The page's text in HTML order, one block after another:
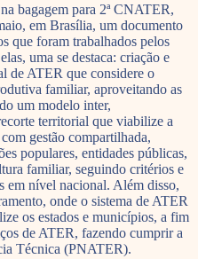
bagagem para 2ª CNATER,
em Brasília, um documento
que foram trabalhados pelos
uma se destaca: criação e
de ATER que considere o
familiar, aproveitando as
um modelo inter,
territorial que viabilize a
gestão compartilhada,
populares, entidades públicas,
familiar, seguindo critérios e
em nível nacional. Além disso,
onde o sistema de ATER
os estados e municípios, a fim
de ATER, fazendo cumprir a
Técnica (PNATER).